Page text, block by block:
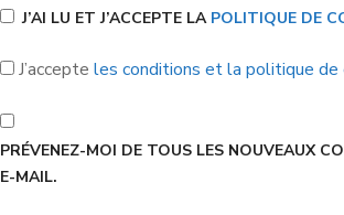
J’AI LU ET J’ACCEPTE LA POLITIQUE DE
J’accepte les conditions et la politique
PRÉVENEZ-MOI DE TOUS LES NOUVEAUX
E-MAIL.